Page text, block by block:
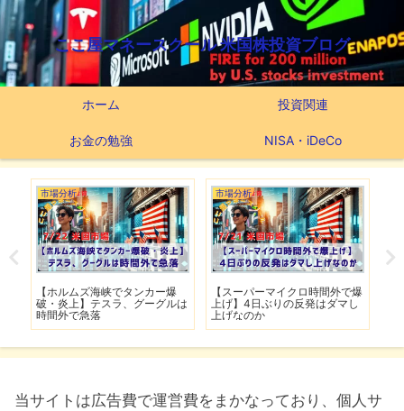
ここ屋マネースクール 米国株投資ブログ
ホーム 投資関連
お金の勉強 NISA・iDeCo
市場分析
【ホルムズ海峡でタンカー爆
破・炎上】テスラ、グーグルは
時間外で急落
市場分析
【スーパーマイクロ時間外で爆
上げ】4日ぶりの反発はダマし
上げなのか
当サイトは広告費で運営費をまかなっており、個人サ